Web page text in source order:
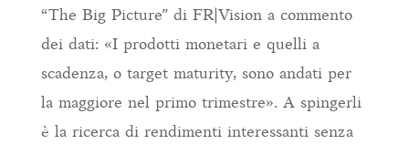
“The Big Picture” di FR|Vision a commento
dei dati: «I prodotti monetari e quelli a
scadenza, o target maturity, sono andati per
la maggiore nel primo trimestre». A spingerli
è la ricerca di rendimenti interessanti senza